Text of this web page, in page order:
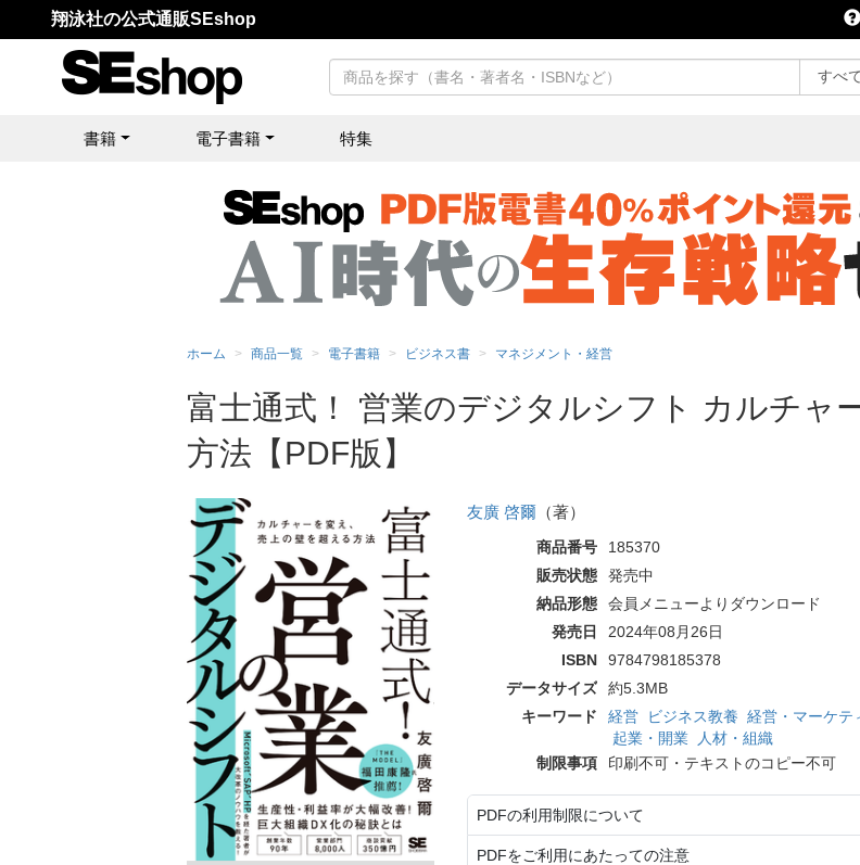
翔泳社の公式通販SEshop
書籍 電子書籍 特集
ホーム 商品一覧 電子書籍 ビジネス書 マネジメント・経営
富士通式！ 営業のデジタルシフト カルチャ
方法【PDF版】
友廣 啓爾（著）
商品番号
185370
販売状態
発売中
納品形態
会員メニューよりダウンロード
発売日
2024年08月26日
ISBN
9784798185378
データサイズ
約5.3MB
キーワード
経営 ビジネス教養 経営・マーケテ
起業・開業
人材・組織
制限事項
印刷不可・テキストのコピー不可
PDFの利用制限について
PDFをご利用にあたっての注意